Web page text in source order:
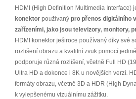
HDMI (High Definition Multimedia Interface)
konektor používaný pro přenos digitálního
zařízeními, jako jsou televizory, monitory,
HDMI konektor ješiroce používaný díky své
rozlišení obrazu a kvalitní zvuk pomocí
podporuje různá rozlišení, včetně Full HD
Ultra HD a dokonce i 8K u novějších verzí.
formáty obrazu, včetně 3D a HDR (High
k vylepšenému vizuálnímu zážitku.